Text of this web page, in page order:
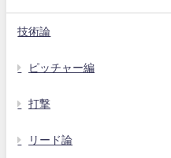
技術論
ピッチャー編
打撃
リード論